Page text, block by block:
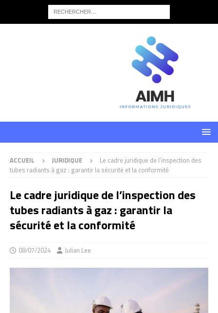
ACCUEIL JURIDIQUE
Le cadre juridique de l’inspection des
tubes radiants à gaz : garantir la sécurité et la conformité
Le cadre juridique de l’inspection des
tubes radiants à gaz : garantir la
sécurité et la conformité
08/07/2024 Julian Lee